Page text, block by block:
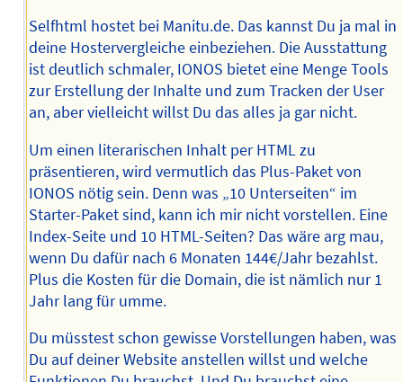
Selfhtml hostet bei Manitu.de. Das kannst Du ja mal in
deine Hostervergleiche einbeziehen. Die Ausstattung
ist deutlich schmaler, IONOS bietet eine Menge Tools
zur Erstellung der Inhalte und zum Tracken der User
an, aber vielleicht willst Du das alles ja gar nicht.
Um einen literarischen Inhalt per HTML zu
präsentieren, wird vermutlich das Plus-Paket von
IONOS nötig sein. Denn was „10 Unterseiten“ im
Starter-Paket sind, kann ich mir nicht vorstellen. Eine
Index-Seite und 10 HTML-Seiten? Das wäre arg mau,
wenn Du dafür nach 6 Monaten 144€/Jahr bezahlst.
Plus die Kosten für die Domain, die ist nämlich nur 1
Jahr lang für umme.
Du müsstest schon gewisse Vorstellungen haben, was
Du auf deiner Website anstellen willst und welche